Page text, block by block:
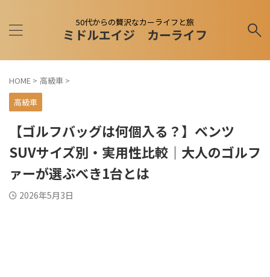
50代からの贅沢なカーライフと旅
ミドルエイジ カーライフ
HOME > 高級車 >
高級車
【ゴルフバッグは何個入る？】ベンツ
SUVサイズ別・実用性比較｜大人のゴルフ
ァーが選ぶべき1台とは
2026年5月3日